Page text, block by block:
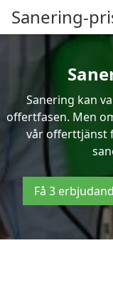
Sanering-
Sanering kan
offertfasen. Men
vår offerttjänst
Få 3